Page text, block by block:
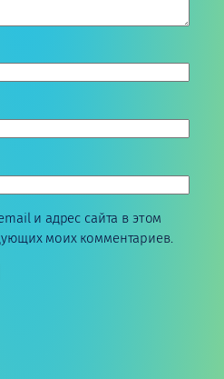
и адрес сайта в этом
моих комментариев.